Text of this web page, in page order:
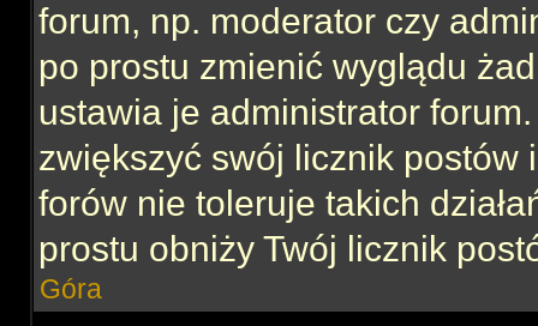
forum, np. moderator czy
po prostu zmienić wyglądu
ustawia je administrator
zwiększyć swój licznik postów
forów nie toleruje takich
prostu obniży Twój licznik
Góra